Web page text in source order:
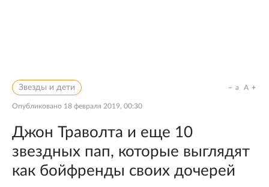
Звезды и дети
Опубликовано 18 февраля 2019, 00:30
a A
Джон Траволта и еще 10
звездных пап, которые выглядят
как бойфренды своих дочерей